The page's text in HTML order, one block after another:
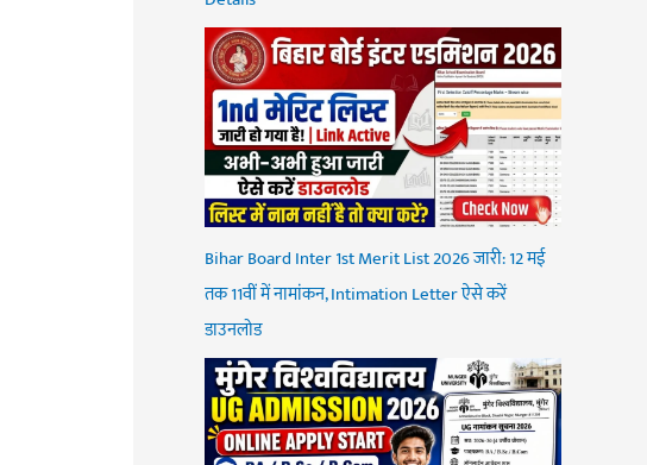
Bihar Board Inter 1st Merit List 2026 जारी: 12 मई
तक 11वीं में नामांकन, Intimation Letter ऐसे करें
डाउनलोड